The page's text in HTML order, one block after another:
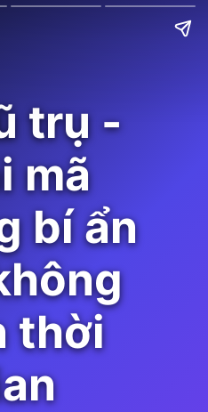
trụ -
mã
bí ẩn
thời